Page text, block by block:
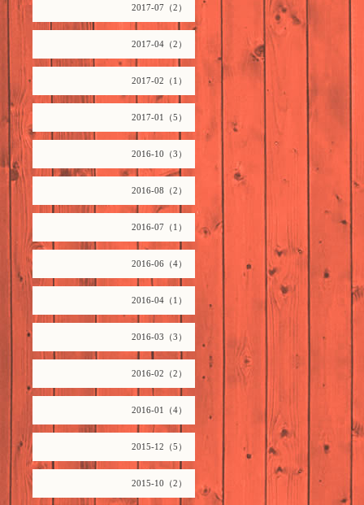
2017-07（2）
2017-04（2）
2017-02（1）
2017-01（5）
2016-10（3）
2016-08（2）
2016-07（1）
2016-06（4）
2016-04（1）
2016-03（3）
2016-02（2）
2016-01（4）
2015-12（5）
2015-10（2）